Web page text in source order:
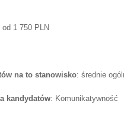
od 1 750 PLN
na to stanowisko: średnie
kandydatów: Komunikatywność